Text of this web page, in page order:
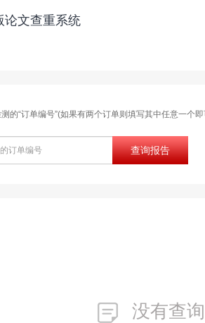
论文查重系统
的“订单编号”(如果有两个订单则填写其中任意一个
查询报告
没有查